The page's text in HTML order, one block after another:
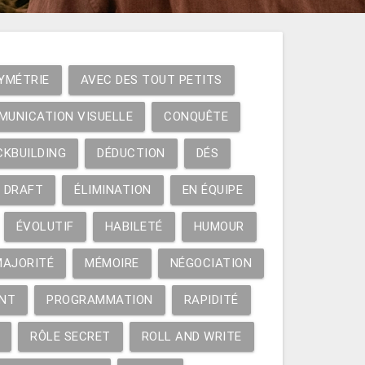
AVEC DES TOUT PETITS
VISUELLE CONQUÊTE
DÉDUCTION DÉS
DRAFT ÉLIMINATION EN ÉQUIPE
ÉVOLUTIF HABILETÉ HUMOUR
MÉMOIRE NÉGOCIATION
PROGRAMMATION RAPIDITÉ
RÔLE SECRET ROLL AND WRITE